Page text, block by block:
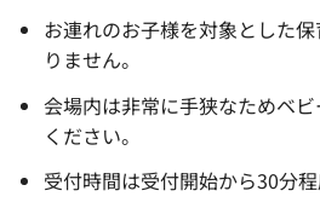
お連れのお子様を対象とした
りません。
会場内は非常に手狭なためベ
ください。
受付時間は受付開始から30分程